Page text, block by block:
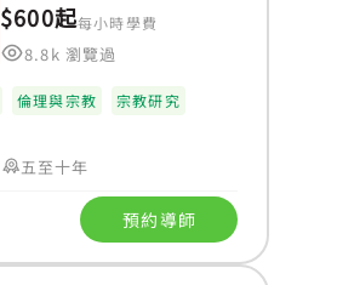
$600起每小時學費
8.8k 瀏覽過
倫理與宗教 宗教研究
五至十年
預約導師